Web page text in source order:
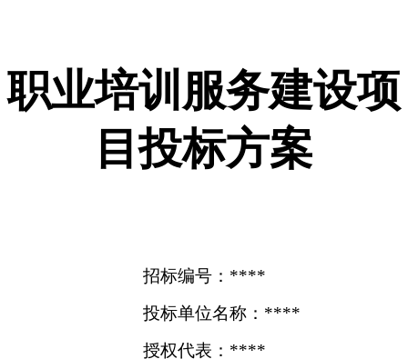
职业培训服务建设项
目投标方案
招标编号：****
投标单位名称：****
授权代表：****